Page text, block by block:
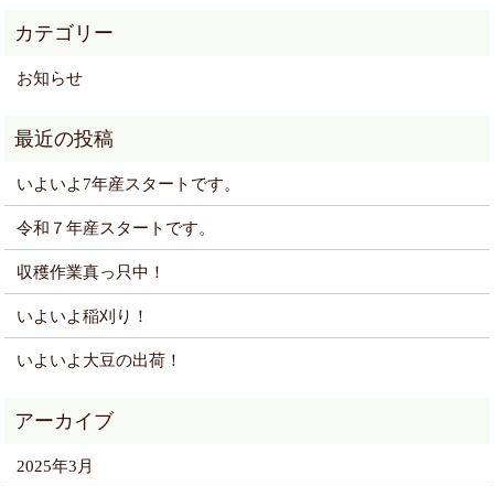
お知らせ
いよいよ7年産スタートです。
令和７年産スタートです。
収穫作業真っ只中！
いよいよ稲刈り！
いよいよ大豆の出荷！
2025年3月